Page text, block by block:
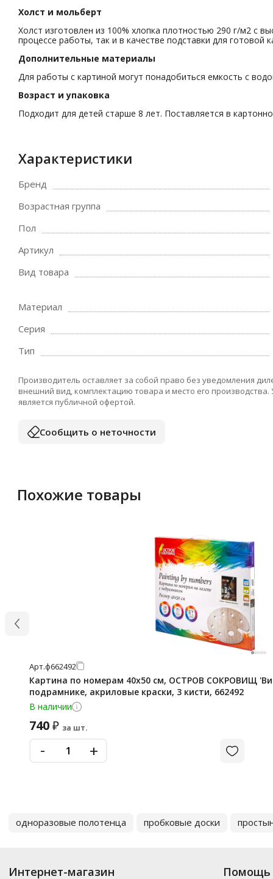
Холст и мольберт
Холст изготовлен из 100% хлопка плотностью 290 г/м2 с
процессе работы, так и в качестве подставки для готовой
Дополнительные материалы
Для работы с картиной могут понадобиться емкость с
Возраст и упаковка
Подходит для детей старше 8 лет. Поставляется в
Характеристики
Бренд
Возрастная группа
Пол
Артикул
Вид товара
Материал
Серия
Тип
Производитель оставляет за собой право без уведомления
внешний вид, комплектацию товара и место его
является публичной офертой.
Сообщить о неточности
Похожие товары
Арт.ф662492
Картина по номерам 40х50 см, ОСТРОВ СОКРОВИЩ
подрамнике, акриловые краски, 3 кисти, 662492
В наличии
740₽ за шт.
- +
одноразовые полотенца пробковые доски
Интернет-магазин Помощь